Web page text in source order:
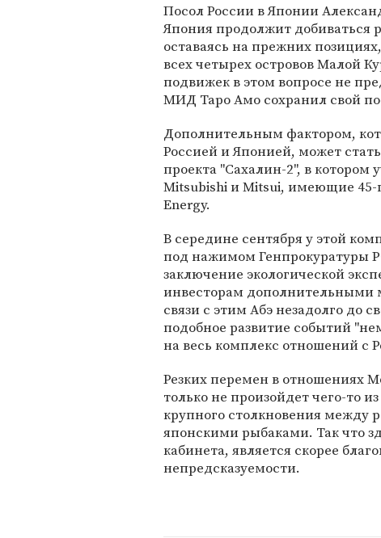
Посол России в Японии
Япония продолжит добиваться
оставаясь на прежних
всех четырех островов Малой
подвижек в этом вопросе не
МИД Таро Амо сохранил свой
Дополнительным фактором,
Россией и Японией, может
проекта "Сахалин-2", в
Mitsubishi и Mitsui, имеющие
Energy.
В середине сентября у этой
под нажимом Генпрокуратуры
заключение экологической
инвесторам
связи с этим Абэ незадолго до
подобное развитие событий
на весь комплекс отношений с
Резких перемен в отношениях
только не произойдет чего-то
крупного столкновения между
японскими рыбаками. Так что
кабинета, является скорее
непредсказуемости.